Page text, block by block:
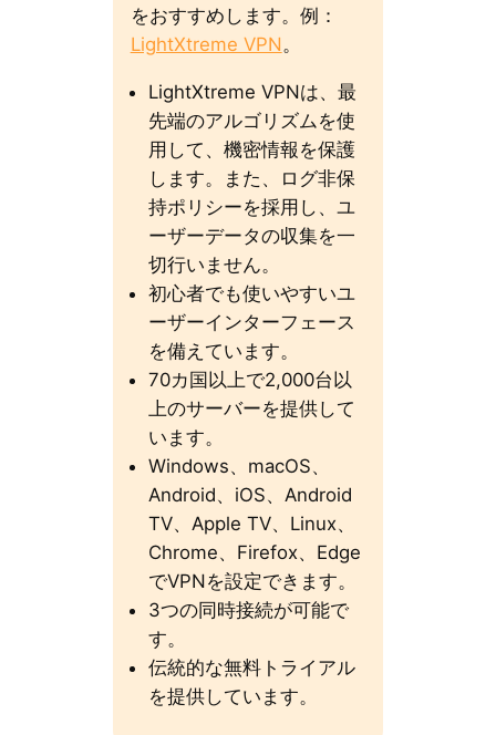
をおすすめします。例：
LightXtreme VPN。
LightXtreme VPNは、最
先端のアルゴリズムを使
用して、機密情報を保護
します。また、ログ非保
持ポリシーを採用し、ユ
ーザーデータの収集を一
切行いません。
初心者でも使いやすいユ
ーザーインターフェース
を備えています。
70カ国以上で2,000台以
上のサーバーを提供して
います。
Windows、macOS、
Android、iOS、Android
TV、Apple TV、Linux、
Chrome、Firefox、Edge
でVPNを設定できます。
3つの同時接続が可能で
す。
伝統的な無料トライアル
を提供しています。